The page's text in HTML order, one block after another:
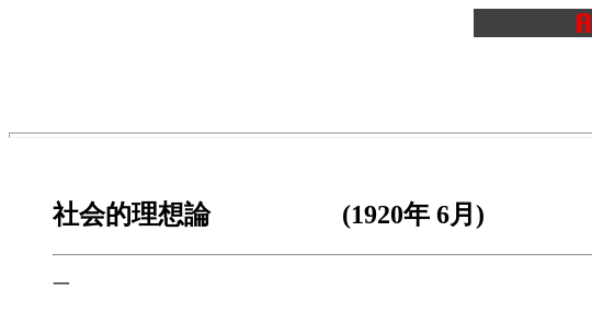
社会的理想論 (1920年 6月)
一